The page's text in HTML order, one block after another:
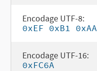
Encodage UTF-8:
0xEF 0xB1 0xAA
Encodage UTF-16:
0xFC6A